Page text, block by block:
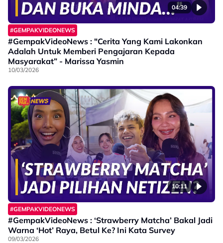
04:39
#GEMPAKVIDEONEWS
#GempakVideoNews : "Cerita Yang Kami Lakonkan
Adalah Untuk Memberi Pengajaran Kepada
Masyarakat” - Marissa Yasmin
10/03/2026
10:11
#GEMPAKVIDEONEWS
#GempakVideoNews : ‘Strawberry Matcha’ Bakal Jadi
Warna ‘Hot’ Raya, Betul Ke? Ini Kata Survey
09/03/2026